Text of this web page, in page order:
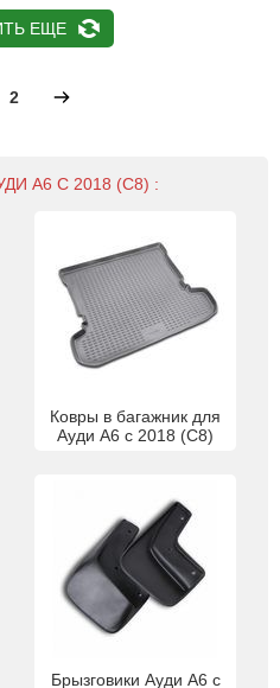
ЕЩЕ
2
A6 С 2018 (С8) :
Ковры в багажник для
Ауди A6 с 2018 (С8)
Брызговики Ауди A6 с